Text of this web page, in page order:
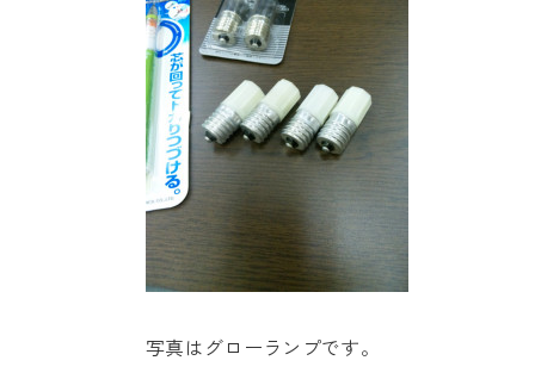
写真はグローランプです。